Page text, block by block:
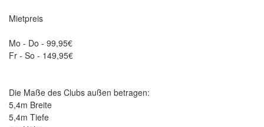
Mietpreis
Mo - Do - 99,95€
Fr - So - 149,95€
Die Maße des Clubs außen betragen:
5,4m Breite
5,4m Tiefe